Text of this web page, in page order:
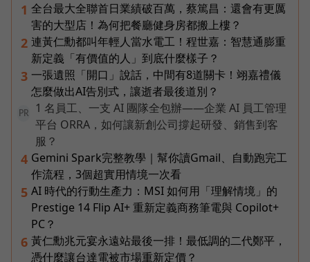
1 全台最大全聯首日業績破百萬，蔡篤昌：還會有更厲
害的大型店！為何把餐廳健身房都搬上樓？
2 連黃仁勳都叫年輕人當水電工！程世嘉：智慧通膨重
新定義「有價值的人」到底什麼樣子？
3 一張遺照「開口」說話，中間有8道關卡！翊嘉禮儀
怎麼做出AI告別式，讓逝者最後道別？
PR
1 名員工、一支 AI 團隊全包辦——企業 AI 員工管理
平台 ORRA，如何讓新創公司撐起研發、銷售到客
服？
4 Gemini Spark完整教學｜幫你讀Gmail、自動跑完工
作流程，3個超實用情境一次看
5 AI 時代的行動生產力：MSI 如何用「理解情境」的
Prestige 14 Flip AI+ 重新定義商務筆電與 Copilot+
PC？
6 黃仁勳兆元宴永遠站最後一排！最低調的二代鄭平，
憑什麼讓台達電被市場重新定價？